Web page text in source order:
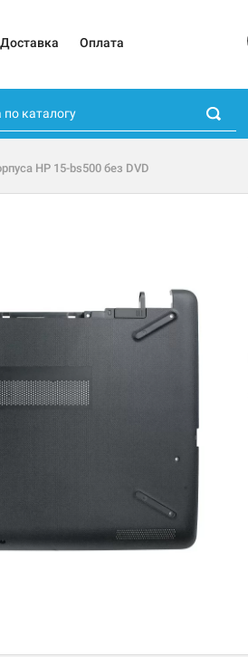
Доставка Оплата
HP 15-bs500 без DVD